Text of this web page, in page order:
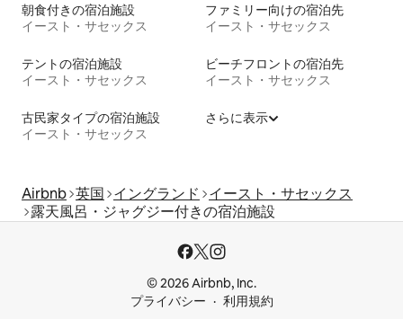
朝食付きの宿泊施設
イースト・サセックス
ファミリー向けの宿泊先
イースト・サセックス
テントの宿泊施設
イースト・サセックス
ビーチフロントの宿泊先
イースト・サセックス
古民家タイプの宿泊施設
イースト・サセックス
さらに表示
Airbnb 英国 イングランド
イースト・サセックス
露天風呂・ジャグジー付きの宿泊施設
© 2026 Airbnb, Inc.
プライバシー
利用規約